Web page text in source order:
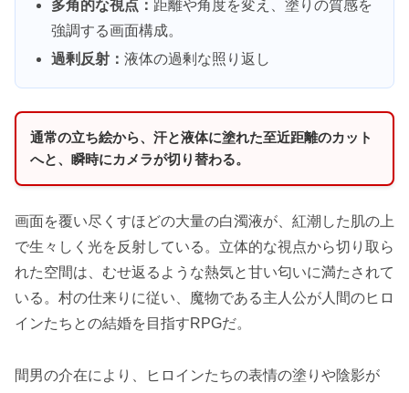
多角的な視点： 距離や角度を変え、塗りの質感を
強調する画面構成。
過剰反射：液体の過剰な照り返し
通常の立ち絵から、汗と液体に塗れた至近距離のカット
へと、瞬時にカメラが切り替わる。
画面を覆い尽くすほどの大量の白濁液が、紅潮した肌の上
で生々しく光を反射している。立体的な視点から切り取ら
れた空間は、むせ返るような熱気と甘い匂いに満たされて
いる。村の仕来りに従い、魔物である主人公が人間のヒロ
インたちとの結婚を目指すRPGだ。
間男の介在により、ヒロインたちの表情の塗りや陰影が